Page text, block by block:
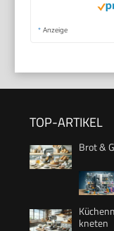
* Anzeige
TOP-ARTIKEL
Brot &
kneten